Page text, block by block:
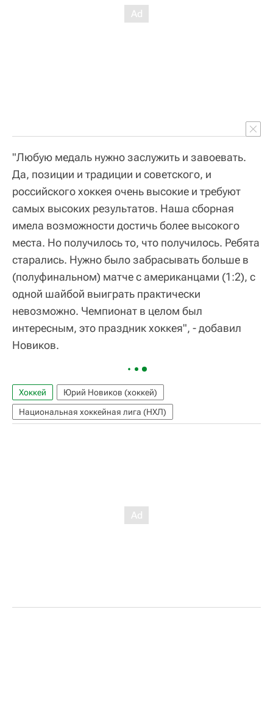
"Любую медаль нужно заслужить и завоевать.
Да, позиции и традиции и советского, и
российского хоккея очень высокие и требуют
самых высоких результатов. Наша сборная
имела возможности достичь более высокого
места. Но получилось то, что получилось. Ребята
старались. Нужно было забрасывать больше в
(полуфинальном) матче с американцами (1:2), с
одной шайбой выиграть практически
невозможно. Чемпионат в целом был
интересным, это праздник хоккея", - добавил
Новиков.
Хоккей
Юрий Новиков (хоккей)
Национальная хоккейная лига (НХЛ)